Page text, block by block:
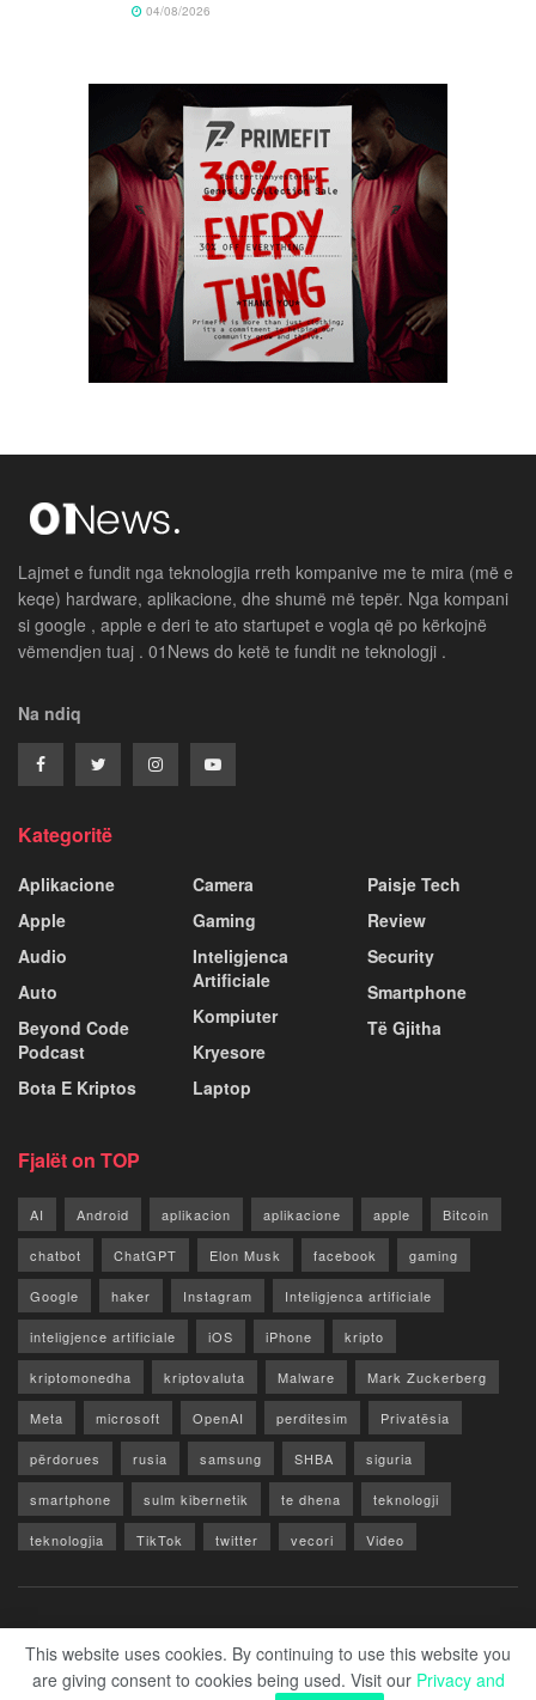
04/08/2026
Lajmet e fundit nga teknologjia rreth kompanive me te mira (më e
keqe) hardware, aplikacione, dhe shumë më tepër. Nga kompani
si google , apple e deri te ato startupet e vogla që po kërkojnë
vëmendjen tuaj . 01News do ketë te fundit ne teknologji .
Na ndiq
Kategoritë
Aplikacione
Apple
Audio
Auto
Beyond Code
Podcast
Bota E Kriptos
Camera
Gaming
Inteligjenca
Artificiale
Kompiuter
Kryesore
Laptop
Paisje Tech
Review
Security
Smartphone
Të Gjitha
Fjalët on TOP
AI Android aplikacion aplikacione apple Bitcoin
chatbot ChatGPT Elon Musk facebook gaming
Google haker Instagram Inteligjenca artificiale
inteligjence artificiale iOS iPhone kripto
kriptomonedha kriptovaluta Malware Mark Zuckerberg
Meta microsoft OpenAI perditesim Privatësia
përdorues rusia samsung SHBA siguria
smartphone sulm kibernetik te dhena teknologji
teknologjia TikTok twitter vecori Video
© 2026 Zero1.al - Part of techzero1.com
This website uses cookies. By continuing to use this website you
are giving consent to cookies being used. Visit our Privacy and